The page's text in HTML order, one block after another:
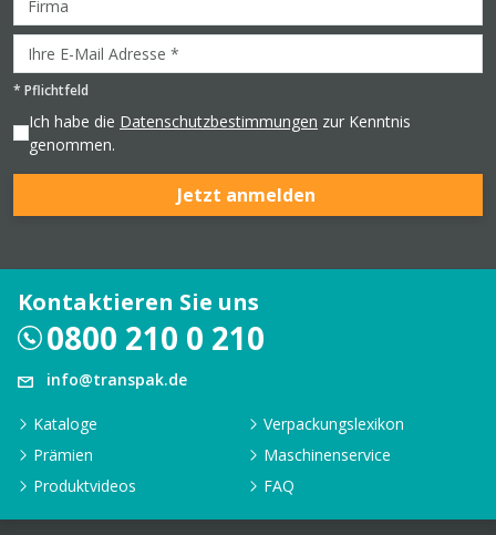
* Pflichtfeld
Ich habe die Datenschutzbestimmungen zur Kenntnis
genommen.
Jetzt anmelden
Kontaktieren Sie uns
0800 210 0 210
info@transpak.de
Kataloge
Verpackungslexikon
Prämien
Maschinenservice
Produktvideos
FAQ